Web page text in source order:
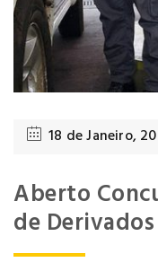
18 de Janeiro,
Aberto
de